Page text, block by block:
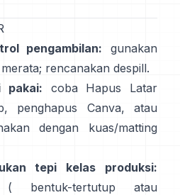
pengambilan: gunakan
rencanakan despill.
pakai: coba Hapus Latar
penghapus Canva, atau
dengan kuas/matting
tepi kelas produksi:
(
bentuk-tertutup
atau